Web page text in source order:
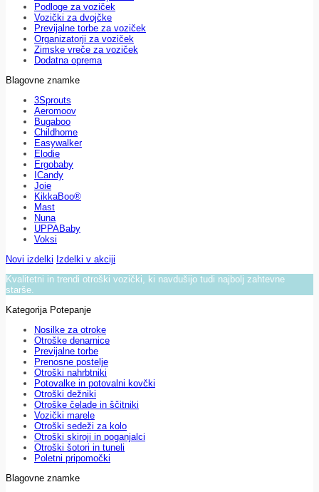
Podloge za voziček
Vozički za dvojčke
Previjalne torbe za voziček
Organizatorji za voziček
Zimske vreče za voziček
Dodatna oprema
Blagovne znamke
3Sprouts
Aeromoov
Bugaboo
Childhome
Easywalker
Elodie
Ergobaby
ICandy
Joie
KikkaBoo®
Mast
Nuna
UPPABaby
Voksi
Novi izdelki Izdelki v akciji
Kvalitetni in trendi otroški vozički, ki navdušijo tudi najbolj zahtevne
starše.
Kategorija Potepanje
Nosilke za otroke
Otroške denarnice
Previjalne torbe
Prenosne postelje
Otroški nahrbtniki
Potovalke in potovalni kovčki
Otroški dežniki
Otroške čelade in ščitniki
Vozički marele
Otroški sedeži za kolo
Otroški skiroji in poganjalci
Otroški šotori in tuneli
Poletni pripomočki
Blagovne znamke